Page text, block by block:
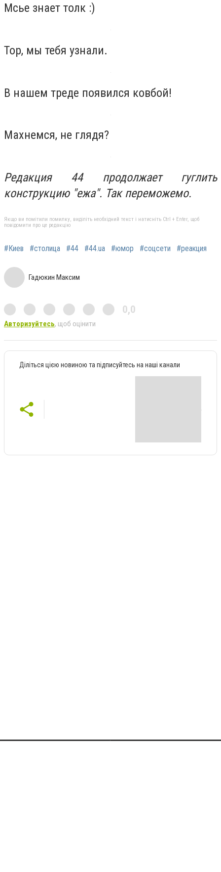
Мсье знает толк :)
Тор, мы тебя узнали.
В нашем треде появился ковбой!
Махнемся, не глядя?
Редакция 44 продолжает гуглить
конструкцию "ежа". Так переможемо.
Якщо ви помітили помилку, виділіть необхідний текст і натисніть Ctrl + Enter, щоб
повідомити про це редакцію
#Киев #столица #44 #44.ua #юмор #соцсети #реакция
Гадюкин Максим
0,0
Авторизуйтесь, щоб оцінити
Діліться цією новиною та підписуйтесь на наші канали